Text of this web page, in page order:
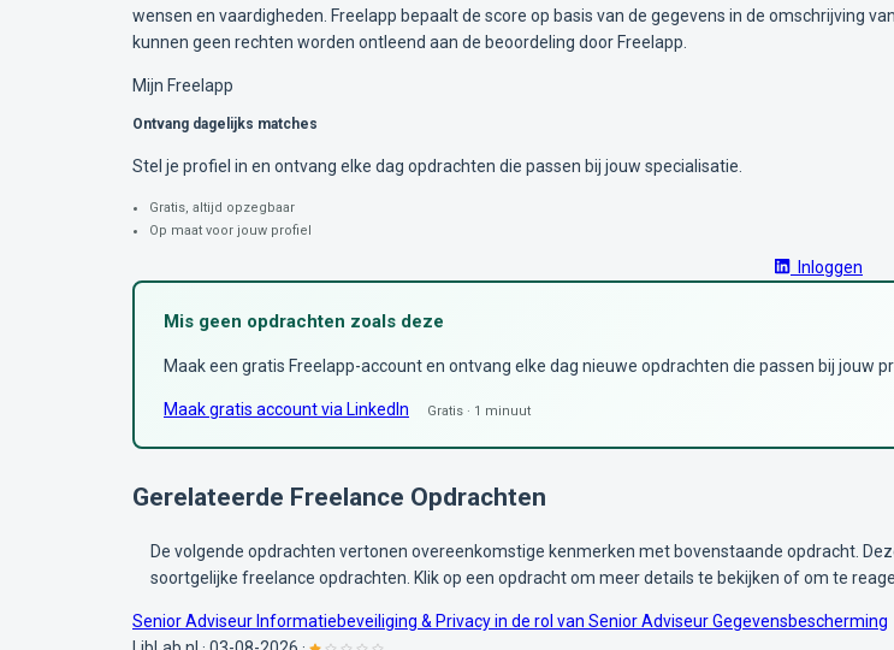
wensen en vaardigheden. Freelapp bepaalt de score op basis van de gegevens in de omschrijving
kunnen geen rechten worden ontleend aan de beoordeling door Freelapp.
Mijn Freelapp
Ontvang dagelijks matches
Stel je profiel in en ontvang elke dag opdrachten die passen bij jouw specialisatie.
Gratis, altijd opzegbaar
Op maat voor jouw profiel
Inloggen
Mis geen opdrachten zoals deze
Maak een gratis Freelapp-account en ontvang elke dag nieuwe opdrachten die passen bij jouw
Maak gratis account via LinkedIn Gratis · 1 minuut
Gerelateerde Freelance Opdrachten
De volgende opdrachten vertonen overeenkomstige kenmerken met bovenstaande opdracht.
soortgelijke freelance opdrachten. Klik op een opdracht om meer details te bekijken of om te
Senior Adviseur Informatiebeveiliging & Privacy in de rol van Senior Adviseur Gegevensbescherming